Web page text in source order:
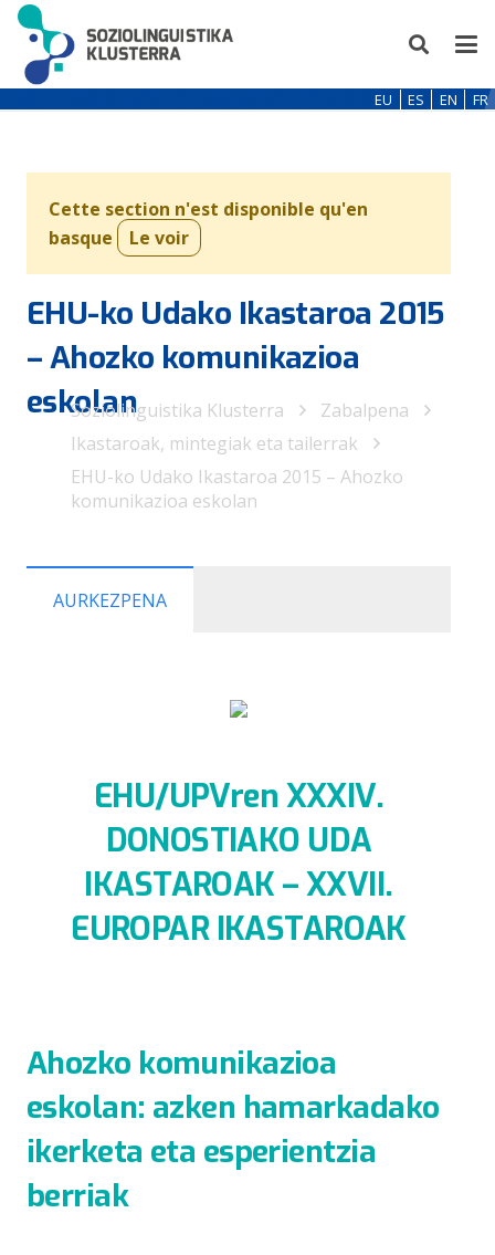
EU ES EN FR
Cette section n'est disponible qu'en
basque
Le voir
EHU-ko Udako Ikastaroa 2015
– Ahozko komunikazioa
eskolan
Soziolinguistika Klusterra
Zabalpena
Ikastaroak, mintegiak eta tailerrak
EHU-ko Udako Ikastaroa 2015 – Ahozko
komunikazioa eskolan
AURKEZPENA
EHU/UPVren XXXIV.
DONOSTIAKO UDA
IKASTAROAK – XXVII.
EUROPAR IKASTAROAK
Ahozko komunikazioa
eskolan: azken hamarkadako
ikerketa eta esperientzia
berriak